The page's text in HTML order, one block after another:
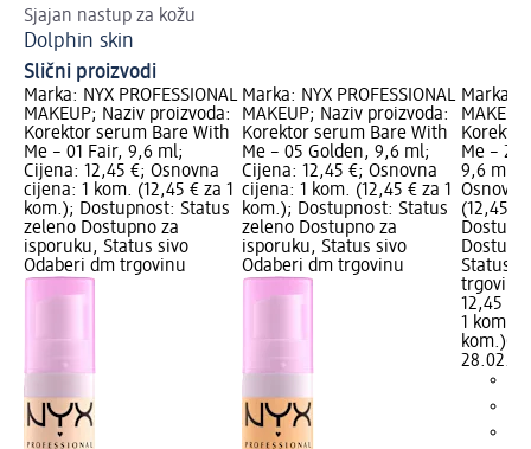
Sjajan nastup za kožu
Dolphin skin
Slični proizvodi
Marka: NYX PROFESSIONAL
MAKEUP; Naziv proizvoda:
Korektor serum Bare With
Me – 01 Fair, 9,6 ml;
Cijena: 12,45 €; Osnovna
cijena: 1 kom. (12,45 € za 1
kom.); Dostupnost: Status
zeleno Dostupno za
isporuku, Status sivo
Odaberi dm trgovinu
Marka: NYX PROFESSIONAL
MAKEUP; Naziv proizvoda:
Korektor serum Bare With
Me – 05 Golden, 9,6 ml;
Cijena: 12,45 €; Osnovna
cijena: 1 kom. (12,45 € za 1
kom.); Dostupnost: Status
zeleno Dostupno za
isporuku, Status sivo
Odaberi dm trgovinu
Marka:
Me –
9,6 ml;
(12,45 €
Status
trgovinu
12,45 €
1 kom.
kom.)